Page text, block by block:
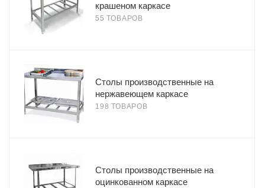
крашеном каркасе
55 ТОВАРОВ
Столы производственные на
нержавеющем каркасе
198 ТОВАРОВ
Столы производственные на
оцинкованном каркасе